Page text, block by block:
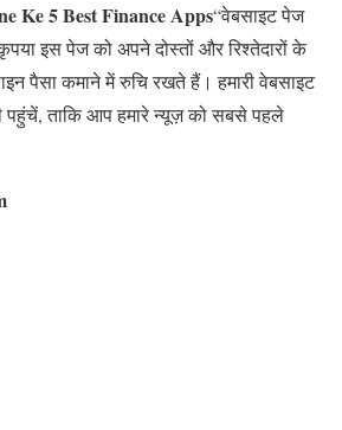
Ke 5 Best Finance Apps“वेबसाइट पेज
इस पेज को अपने दोस्तों और रिश्तेदारों के
पैसा कमाने में रुचि रखते हैं। हमारी वेबसाइट
पहुंचें, ताकि आप हमारे न्यूज़ को सबसे पहले